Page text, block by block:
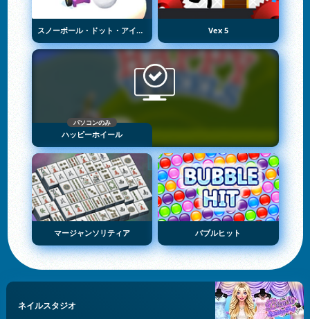
スノーボール・ドット・アイオー Vex 5
パソコンのみ
ハッピーホイール
マージャンソリティア バブルヒット
ネイルスタジオ